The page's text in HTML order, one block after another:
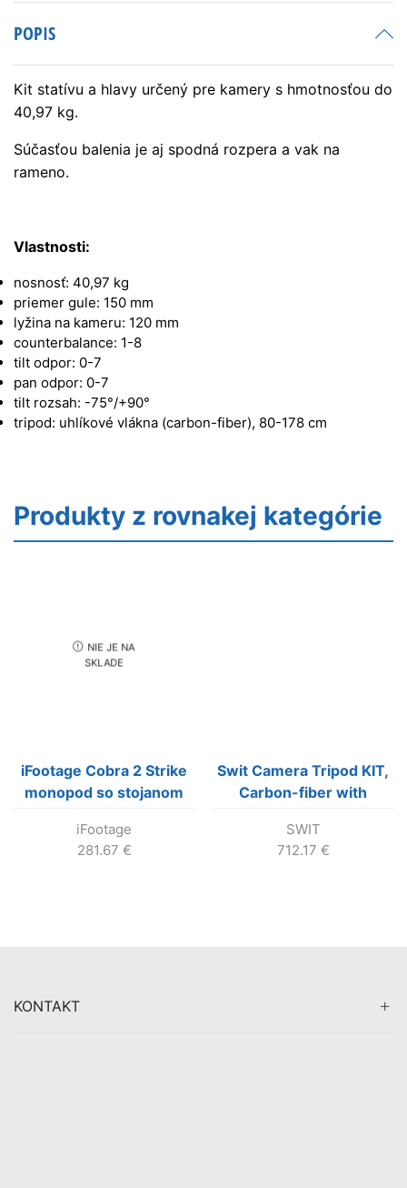
fluidnou
POPIS
Kit statívu a hlavy určený pre kamery s hmotnosťou do
40,97 kg.
Súčasťou balenia je aj spodná rozpera a vak na
rameno.
Vlastnosti:
nosnosť: 40,97 kg
priemer gule: 150 mm
lyžina na kameru: 120 mm
counterbalance: 1-8
tilt odpor: 0-7
pan odpor: 0-7
tilt rozsah: -75°/+90°
tripod: uhlíkové vlákna (carbon-fiber), 80-178 cm
Produkty z rovnakej kategórie
NIE JE NA
SKLADE
iFootage Cobra 2 Strike
monopod so stojanom
K5 (Výroba skončila !)
iFootage
281.67 €
Swit Camera Tripod KIT,
Carbon-fiber with
SWIT
712.17 €
KONTAKT